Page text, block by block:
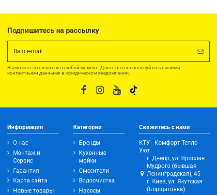
Подпишитесь на рассылку
Вы можете отписаться в любой момент. Для этого воспользуйтесь нашими
контактными данными в юридическом уведомлении.
Информация
О нас
Монтаж и
Сервис
Гарантия
Карта сайта
Новые товары
Категории
Бренды
Кухонные
мойки
Смесители
Водоочистка
Насосы
Свяжитесь с нами
КТУ - Комфорт Тепло
Уют
г. Днепр, ул. Ярослав
Мудрого (бывшая
Ленинградская), 45
г. Киев, ул. Якутская
(Борщаговка)